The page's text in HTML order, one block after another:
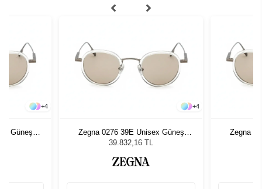
+4
Güneş
+4
Zegna 0276 39E Unisex Güneş
Gözlüğü
39.832,16 TL
Zegna